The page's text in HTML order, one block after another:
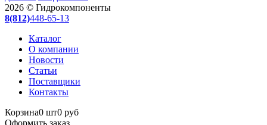
2026 © Гидрокомпоненты
8(812)448-65-13
Каталог
О компании
Новости
Статьи
Поставщики
Контакты
Корзина0 шт0 руб
Оформить заказ